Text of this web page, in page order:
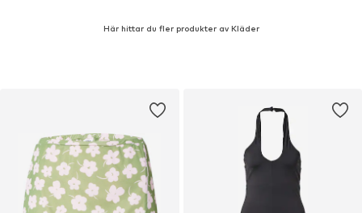
Här hittar du fler produkter av Kläder